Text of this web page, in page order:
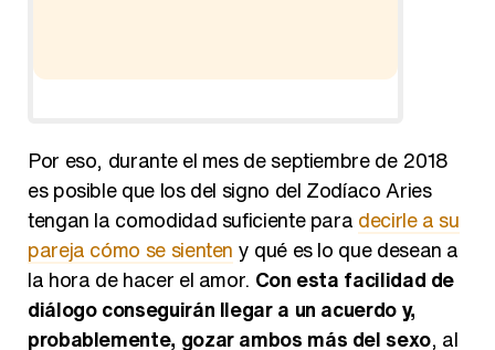
Por eso, durante el mes de septiembre de 2018
es posible que los del signo del Zodíaco Aries
tengan la comodidad suficiente para decirle a su
pareja cómo se sienten y qué es lo que desean a
la hora de hacer el amor. Con esta facilidad de
diálogo conseguirán llegar a un acuerdo y,
probablemente, gozar ambos más del sexo, al